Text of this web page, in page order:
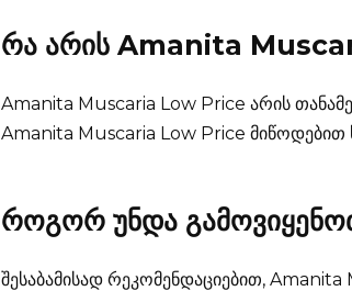
რა არის Amanita
Amanita Muscaria Low Price არის
Amanita Muscaria Low Price მიწოდებით
როგორ უნდა
შესაბამისად რეკომენდაციებით,